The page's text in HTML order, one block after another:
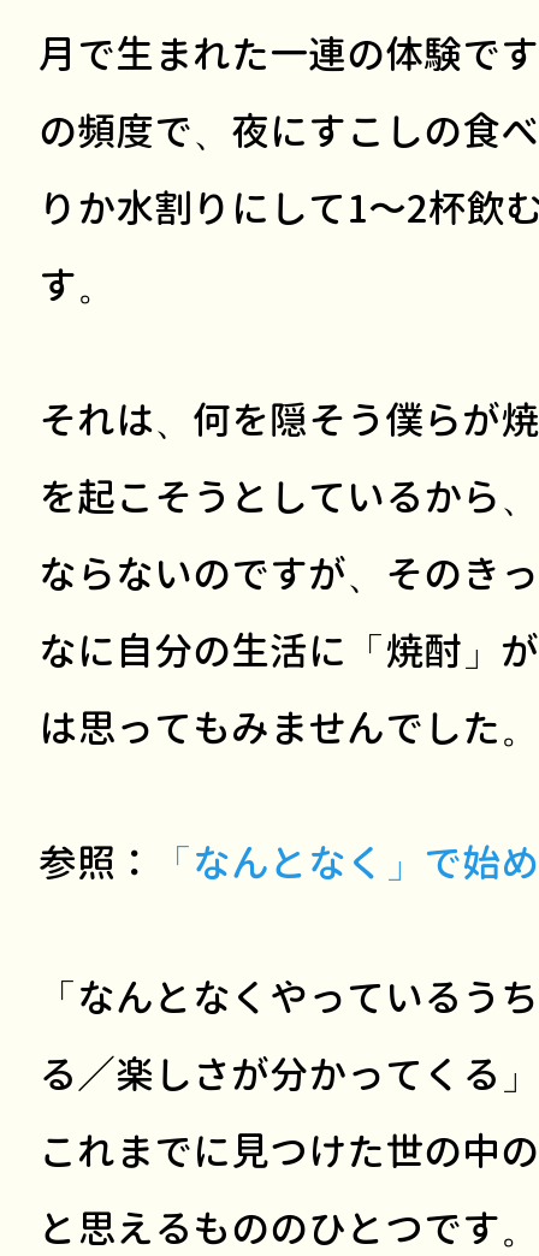
月で生まれた一連の体験で
の頻度で、夜にすこしの食
りか水割りにして1〜2杯飲
す。
それは、何を隠そう僕らが
を起こそうとしているから
ならないのですが、そのき
なに自分の生活に「焼酎」
は思ってもみませんでした。
参照： 「なんとなく」で始
「なんとなくやっているう
る／楽しさが分かってくる
これまでに見つけた世の中
と思えるもののひとつです。